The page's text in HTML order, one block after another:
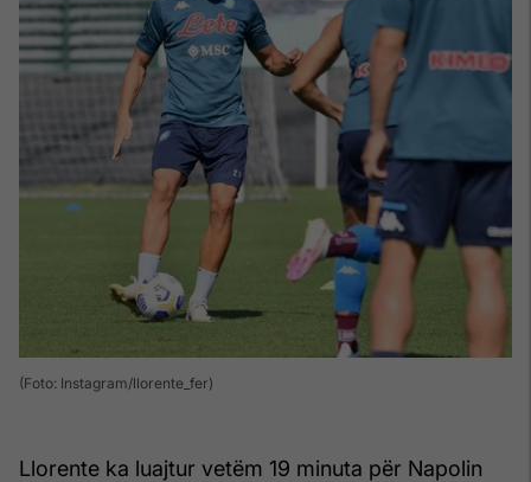
(Foto: Instagram/llorente_fer)
Llorente ka luajtur vetëm 19 minuta për Napolin